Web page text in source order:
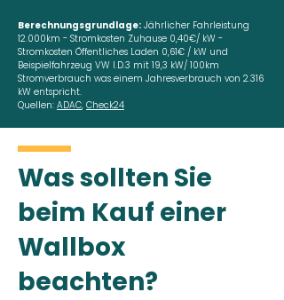
Berechnungsgrundlage: Jährlicher Fahrleistung
12.000km - Stromkosten Zuhause 0,40€/ kW -
Stromkosten Öffentliches Laden 0,61€ / kW und
Beispielfahrzeug VW I.D.3 mit 19,3 kW/ 100km
Stromverbrauch was einem Jahresverbrauch von 2.316
kW entspricht.
Quellen: ADAC, Check24
Was sollten Sie
beim Kauf einer
Wallbox
beachten?